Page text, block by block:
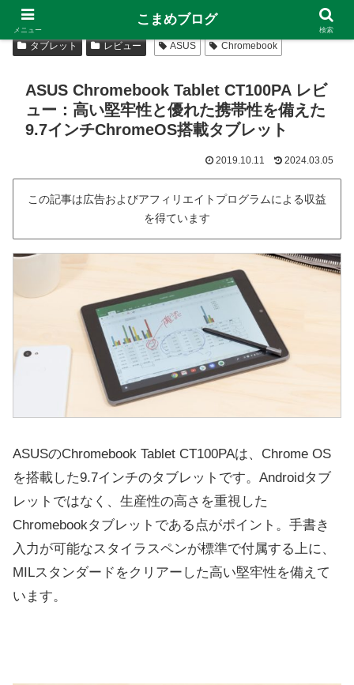
タブレット レビュー ASUS Chromebook
ASUS Chromebook Tablet CT100PA レビ
ュー：高い堅牢性と優れた携帯性を備えた
9.7インチChromeOS搭載タブレット
2019.10.11 2024.03.05
この記事は広告およびアフィリエイトプログラムによる収益
を得ています
ASUSのChromebook Tablet CT100PAは、Chrome OS
を搭載した9.7インチのタブレットです。Androidタブ
レットではなく、生産性の高さを重視した
Chromebookタブレットである点がポイント。手書き
入力が可能なスタイラスペンが標準で付属する上に、
MILスタンダードをクリアーした高い堅牢性を備えて
います。
メニュー
こまめブログ
検索